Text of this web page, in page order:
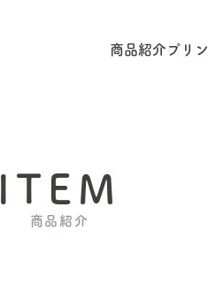
商品紹介 プリ
ITEM
商品紹介